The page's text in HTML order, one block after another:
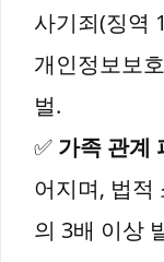
사기죄(징역
개인정보보
벌.
✅ 가족 관계
어지며, 법적
의 3배 이상